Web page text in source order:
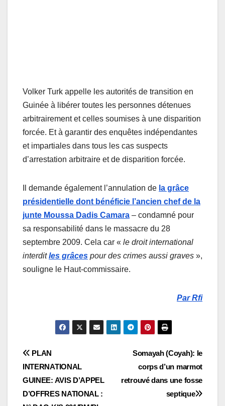
Volker Turk appelle les autorités de transition en
Guinée à libérer toutes les personnes détenues
arbitrairement et celles soumises à une disparition
forcée. Et à garantir des enquêtes indépendantes
et impartiales dans tous les cas suspects
d’arrestation arbitraire et de disparition forcée.
Il demande également l’annulation de la grâce
présidentielle dont bénéficie l’ancien chef de la
junte Moussa Dadis Camara – condamné pour
sa responsabilité dans le massacre du 28
septembre 2009. Cela car « le droit international
interditles grâces pour des crimes aussi graves »,
souligne le Haut-commissaire.
Par Rfi
Navigation
de
l’article
Somayah (Coyah): le
corps d’un marmot
retrouvé dans une fosse
septique
PLAN
INTERNATIONAL
GUINEE: AVIS D’APPEL
D’OFFRES NATIONAL :